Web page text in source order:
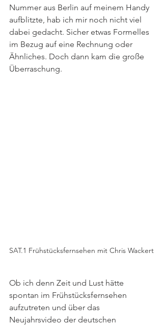
Nummer aus Berlin auf meinem Handy
aufblitzte, hab ich mir noch nicht viel
dabei gedacht. Sicher etwas Formelles
im Bezug auf eine Rechnung oder
Ähnliches. Doch dann kam die große
Überraschung.
SAT.1 Frühstücksfernsehen mit Chris Wackert
Ob ich denn Zeit und Lust hätte
spontan im Frühstücksfernsehen
aufzutreten und über das
Neujahrsvideo der deutschen